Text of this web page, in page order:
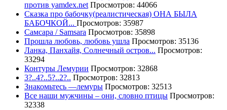
против yamdex.net Просмотров: 44066
Сказка про бабочку(реалистическая) ОНА БЫЛА
БАБОЧКОЙ... Просмотров: 35987
Самсара / Samsara Просмотров: 35898
Прошла любовь, любовь ушла Просмотров: 35136
Ланка, Панхайя, Солнечный остров... Просмотров:
33294
Контуры Лемурии Просмотров: 32868
3?..4?..5?..2?.. Просмотров: 32813
Знакомьтесь —лемуры Просмотров: 32513
Все наши мужчины – они, словно птицы Просмотров:
32338